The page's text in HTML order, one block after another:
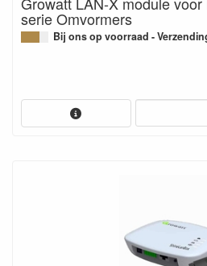
serie Omvormers
Bij ons op voorraad -